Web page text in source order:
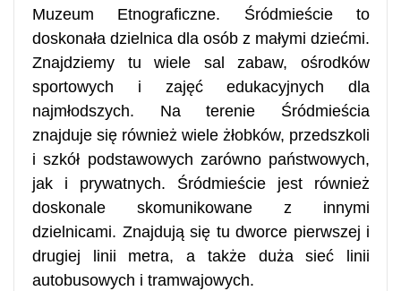
Muzeum Etnograficzne. Śródmieście to
doskonała dzielnica dla osób z małymi dziećmi.
Znajdziemy tu wiele sal zabaw, ośrodków
sportowych i zajęć edukacyjnych dla
najmłodszych. Na terenie Śródmieścia
znajduje się również wiele żłobków, przedszkoli
i szkół podstawowych zarówno państwowych,
jak i prywatnych. Śródmieście jest również
doskonale skomunikowane z innymi
dzielnicami. Znajdują się tu dworce pierwszej i
drugiej linii metra, a także duża sieć linii
autobusowych i tramwajowych.